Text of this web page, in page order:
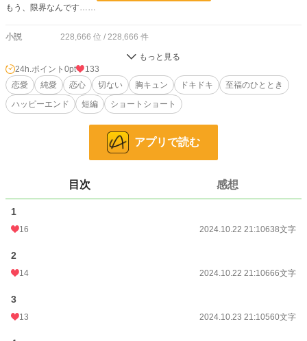
もう、限界なんです……
小説 228,666 位 / 228,666 件
66,337 位 / 66,337 件
お気に入り 10
24h.ポイント 0 pt
2024.10.26 09:10
2024.10.22 21:10
週間ポイント
月間ポイント
年間ポイント
累計ポイント
24h.ポイント 0pt
133
恋愛
純愛 恋心 切ない 胸キュン ドキドキ
至福のひととき
ハッピーエンド
短編 ショートショート
アプリで読む
目次 感想
1
16 2024.10.22 21:10638文字
2
14 2024.10.22 21:10666文字
3
13 2024.10.23 21:10560文字